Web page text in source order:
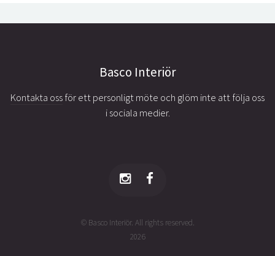
Basco Interiör
Kontakta ossför ett personligt möte och glöm inte att följa oss
i sociala medier.
© Basco Interiör. All rights reserved.
2026